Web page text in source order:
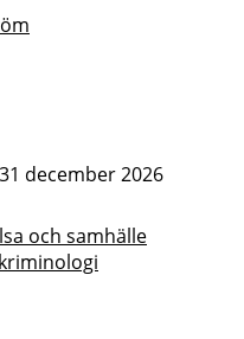
december 2026
och samhälle